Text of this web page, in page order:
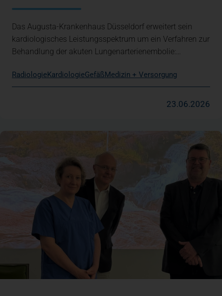
Das Augusta-Krankenhaus Düsseldorf erweitert sein
kardiologisches Leistungsspektrum um ein Verfahren zur
Behandlung der akuten Lungenarterienembolie:…
RadiologieKardiologieGefäßMedizin + Versorgung
23.06.2026